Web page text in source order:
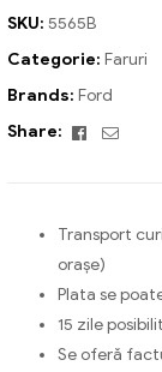
SKU: 5565B
Categorie: Faruri
Brands: Ford
Share:
Facebook
Email
Transport
orașe)
Plata se
15 zile
Se oferă